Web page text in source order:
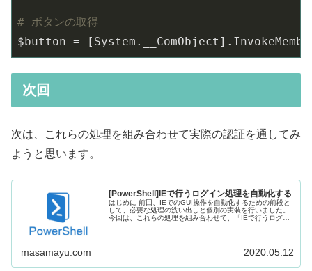
# ボタンの取得
$button =
次回
次は、これらの処理を組み合わせて実際の認証を通してみ
ようと思います。
[PowerShell]IEで行うログイン処理を自動化する
はじめに 前回、IEでのGUI操作を自動化するための前段と
して、必要な処理の洗い出しと個別の実装を行いました。
今回は、これらの処理を組み合わせて、「IEで行うログイ
masamayu.com 2020.05.12